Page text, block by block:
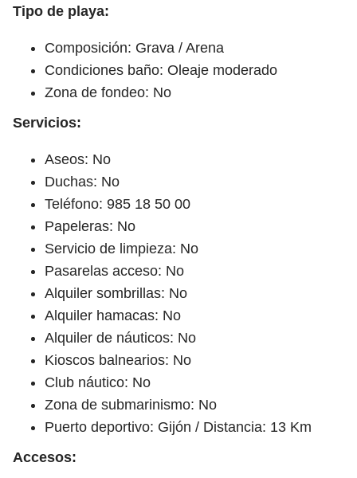
Tipo de playa:
Composición: Grava / Arena
Condiciones baño: Oleaje moderado
Zona de fondeo: No
Servicios:
Aseos: No
Duchas: No
Teléfono: 985 18 50 00
Papeleras: No
Servicio de limpieza: No
Pasarelas acceso: No
Alquiler sombrillas: No
Alquiler hamacas: No
Alquiler de náuticos: No
Kioscos balnearios: No
Club náutico: No
Zona de submarinismo: No
Puerto deportivo: Gijón / Distancia: 13 Km
Accesos: